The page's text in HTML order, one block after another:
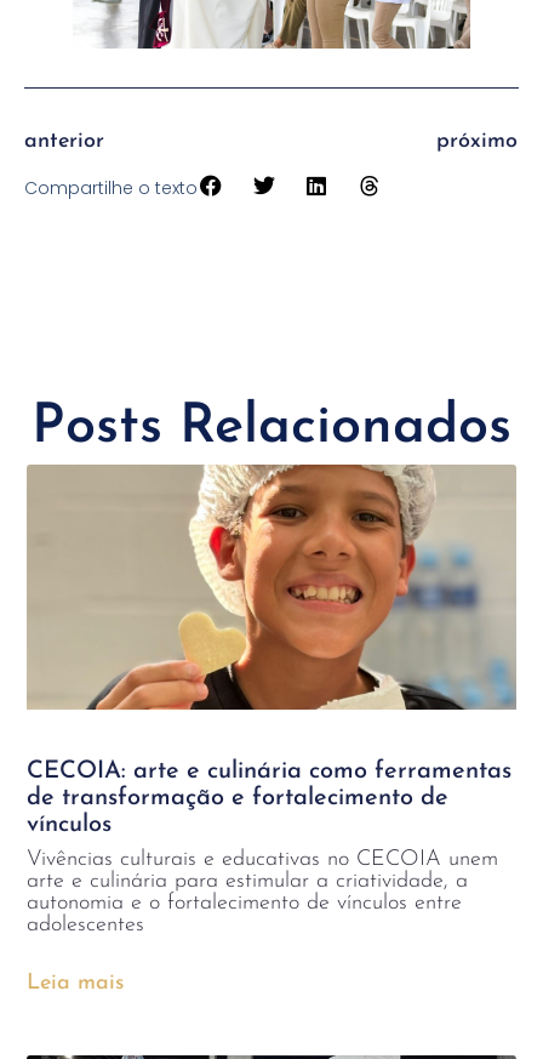
anterior próximo
Compartilhe o texto
Posts Relacionados
CECOIA: arte e culinária como ferramentas
de transformação e fortalecimento de
vínculos
Vivências culturais e educativas no CECOIA unem
arte e culinária para estimular a criatividade, a
autonomia e o fortalecimento de vínculos entre
adolescentes
Leia mais